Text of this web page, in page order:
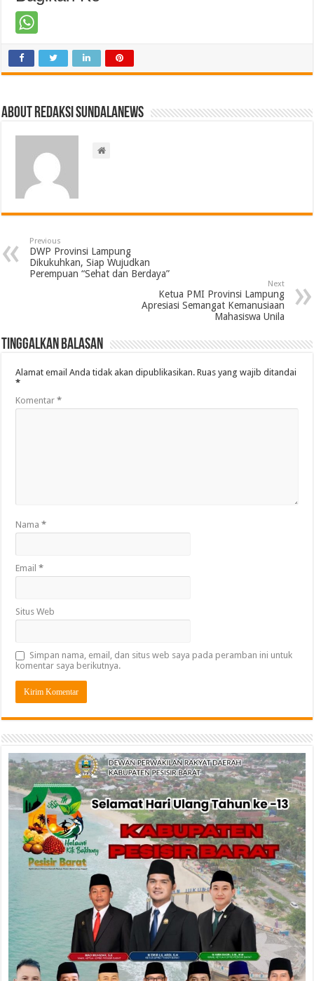
About Redaksi Sundalanews
Previous
DWP Provinsi Lampung
Dikukuhkan, Siap Wujudkan
Perempuan “Sehat dan Berdaya”
Next
Ketua PMI Provinsi Lampung
Apresiasi Semangat Kemanusiaan
Mahasiswa Unila
Tinggalkan Balasan
Alamat email Anda tidak akan dipublikasikan. Ruas yang wajib ditandai
*
Komentar*
Nama*
Email*
Situs Web
Simpan nama, email, dan situs web saya pada peramban ini untuk
komentar saya berikutnya.